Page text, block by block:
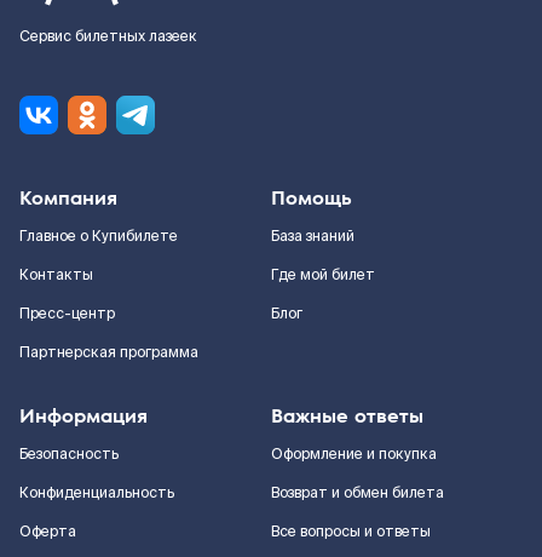
Сервис билетных лазеек
Компания
Главное о Купибилете
Контакты
Пресс-центр
Партнерская программа
Помощь
База знаний
Где мой билет
Блог
Информация
Безопасность
Конфиденциальность
Оферта
Важные ответы
Оформление и покупка
Возврат и обмен билета
Все вопросы и ответы